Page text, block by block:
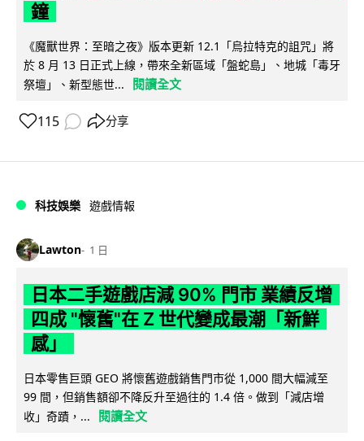
鐘
《魔獸世界：至暗之夜》版本更新 12.1「烏拉特克的詛咒」將
於 8 月 13 日正式上線，帶來全新區域「盤蛇島」、地城「毒牙
祭壇」、新型態世...
閱讀全文
115 分享
科技娛樂 遊戲情報
Lawton 1 日
日本二手遊戲店減 90% 門市 業績反增
四成 "懷舊"在 Z 世代變成最潮「新鮮
感」
日本零售巨頭 GEO 將懷舊遊戲銷售門市從 1,000 間大幅減至
99 間，但銷售額卻不降反升至過往的 1.4 倍。做到「減店增
收」奇蹟，...
閱讀全文